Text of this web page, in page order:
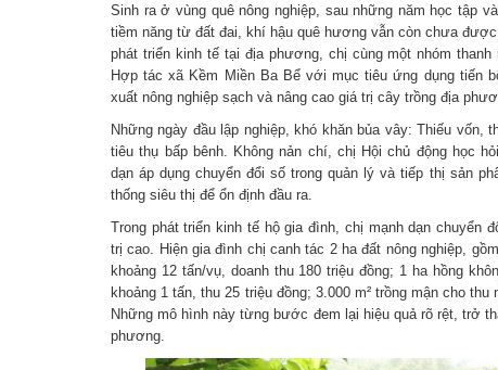
Sinh ra ở vùng quê nông nghiệp, sau những năm học tập
tiềm năng từ đất đai, khí hậu quê hương vẫn còn chưa
phát triển kinh tế tại địa phương, chị cùng một nhóm
Hợp tác xã Kềm Miền Ba Bể với mục tiêu ứng dụng tiến
xuất nông nghiệp sạch và nâng cao giá trị cây trồng địa
Những ngày đầu lập nghiệp, khó khăn bủa vây: Thiếu vốn,
tiêu thụ bấp bênh. Không nản chí, chị Hội chủ động học
dạn áp dụng chuyển đổi số trong quản lý và tiếp thị sản
thống siêu thị để ổn định đầu ra.
Trong phát triển kinh tế hộ gia đình, chị mạnh dạn chuyển
trị cao. Hiện gia đình chị canh tác 2 ha đất nông nghiệp,
khoảng 12 tấn/vụ, doanh thu 180 triệu đồng; 1 ha hồng
khoảng 1 tấn, thu 25 triệu đồng; 3.000 m² trồng mận cho
Những mô hình này từng bước đem lại hiệu quả rõ rệt, trở
phương.